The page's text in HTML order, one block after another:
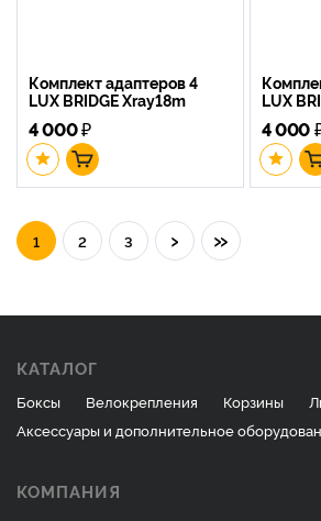
Комплект адаптеров 4
LUX BRIDGE Xray18m
4 000₽
LUX
4 000
1 2 3 › »
КАТАЛОГ
Боксы Велокрепления Корзины
Аксессуары и дополнительное
КОМПАНИЯ